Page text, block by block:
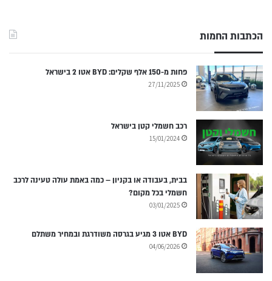
הכתבות החמות
פחות מ-150 אלף שקלים: BYD אטו 2 בישראל
27/11/2025
רכב חשמלי קטן בישראל
15/01/2024
בבית, בעבודה או בקניון – כמה באמת עולה טעינה לרכב
חשמלי בכל מקום?
03/01/2025
BYD אטו 3 מגיע בגרסה משודרגת ובמחיר משתלם
04/06/2026